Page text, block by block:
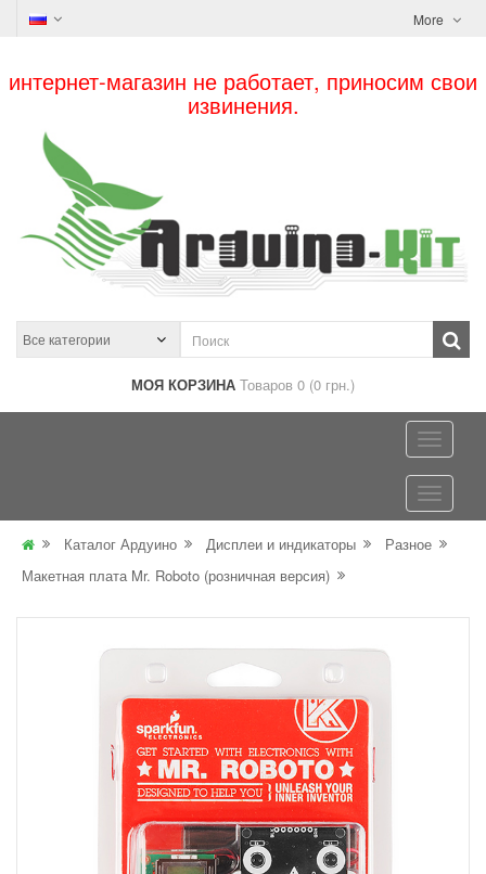
More
интернет-магазин не работает, приносим свои
извинения.
МОЯ КОРЗИНА Товаров 0 (0 грн.)
Каталог Ардуино Дисплеи и индикаторы
Разное
Макетная плата Mr. Roboto (розничная версия)